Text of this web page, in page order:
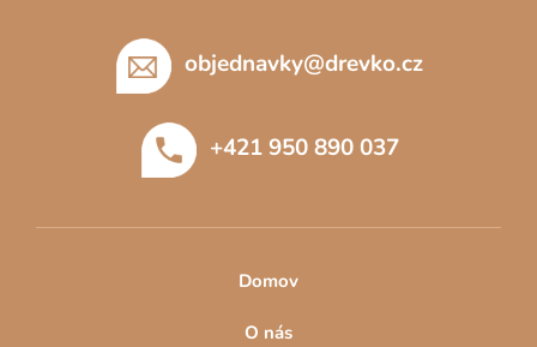
objednavky@drevko.cz
+421 950 890 037
Domov
O nás